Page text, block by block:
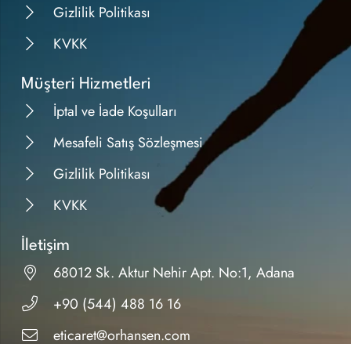
Gizlilik Politikası
KVKK
Müşteri Hizmetleri
İptal ve İade Koşulları
Mesafeli Satış Sözleşmesi
Gizlilik Politikası
KVKK
İletişim
68012 Sk. Aktur Nehir Apt. No:1, Adana
+90 (544) 488 16 16
eticaret@orhansen.com